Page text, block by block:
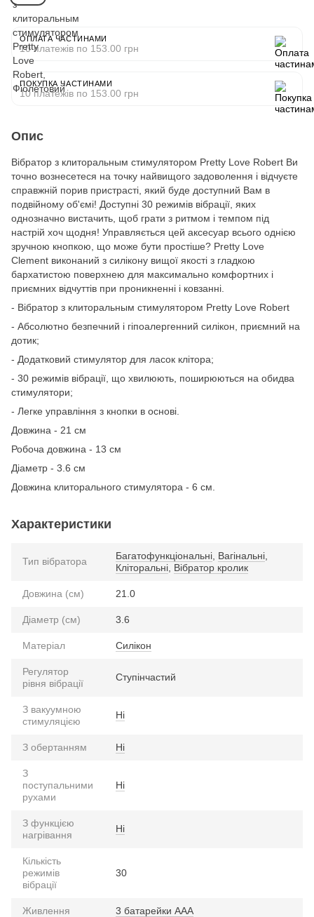
ОПЛАТА ЧАСТИНАМИ
10 платежів по 153.00 грн
ПОКУПКА ЧАСТИНАМИ
10 платежів по 153.00 грн
Опис
Вібратор з клиторальным стимулятором Pretty Love Robert Ви
точно вознесетеся на точку найвищого задоволення і відчуєте
справжній порив пристрасті, який буде доступний Вам в
подвійному об'ємі! Доступні 30 режимів вібрації, яких
однозначно вистачить, щоб грати з ритмом і темпом під
настрій хоч щодня! Управляється цей аксесуар всього однією
зручною кнопкою, що може бути простіше? Pretty Love
Clement виконаний з силікону вищої якості з гладкою
бархатистою поверхнею для максимально комфортних і
приємних відчуттів при проникненні і ковзанні.
- Вібратор з клиторальным стимулятором Pretty Love Robert
- Абсолютно безпечний і гіпоалергенний силікон, приємний на
дотик;
- Додатковий стимулятор для ласок клітора;
- 30 режимів вібрації, що хвилюють, поширюються на обидва
стимулятори;
- Легке управління з кнопки в основі.
Довжина - 21 см
Робоча довжина - 13 см
Діаметр - 3.6 см
Довжина клиторального стимулятора - 6 см.
Характеристики
Тип вібратора Багатофункціональні Вагінальні
Кліторальні Вібратор кролик
Довжина (см) 21.0
Діаметр (см) 3.6
Матеріал Силікон
Регулятор
рівня вібрації
Ступінчастий
З вакуумною
стимуляцією
Ні
З обертанням Ні
З
поступальними
рухами
Ні
З функцією
нагрівання
Ні
Кількість
режимів
вібрації
30
Живлення 3 батарейки ААА